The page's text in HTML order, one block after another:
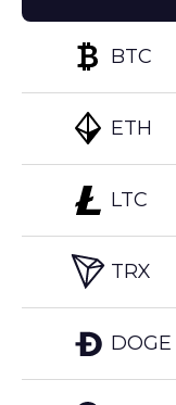
BTC
ETH
LTC
TRX
DOGE